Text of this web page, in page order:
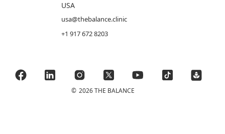
USA
usa@thebalance.clinic
+1 917 672 8203
© 2026 THE BALANCE